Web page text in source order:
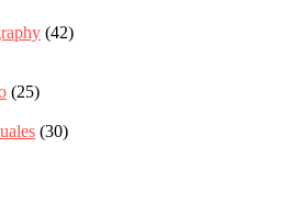
(42)
(25)
(30)